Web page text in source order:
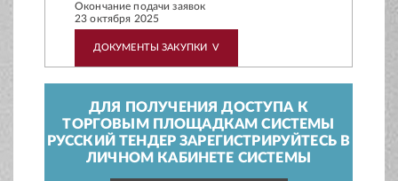
Окончание подачи заявок
23 октября 2025
ДОКУМЕНТЫ ЗАКУПКИ V
ДЛЯ ПОЛУЧЕНИЯ ДОСТУПА К
ТОРГОВЫМ ПЛОЩАДКАМ СИСТЕМЫ
РУССКИЙ ТЕНДЕР ЗАРЕГИСТРИРУЙТЕСЬ В
ЛИЧНОМ КАБИНЕТЕ СИСТЕМЫ